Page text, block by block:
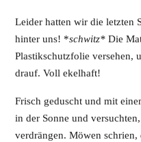
Leider hatten wir die letzten
hinter uns! *schwitz* Die
Plastikschutzfolie versehen,
drauf. Voll ekelhaft!
Frisch geduscht und mit
in der Sonne und
verdrängen. Möwen